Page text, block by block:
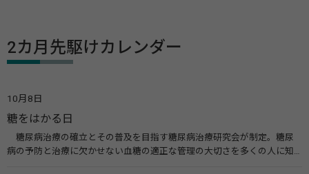
2カ月先駆けカレンダー
10月8日
糖をはかる日
糖尿病治療の確立とその普及を目指す糖尿病治療研究会が制定。糖尿
病の予防と治療に欠かせない血糖の適正な管理の大切さを多くの人に知